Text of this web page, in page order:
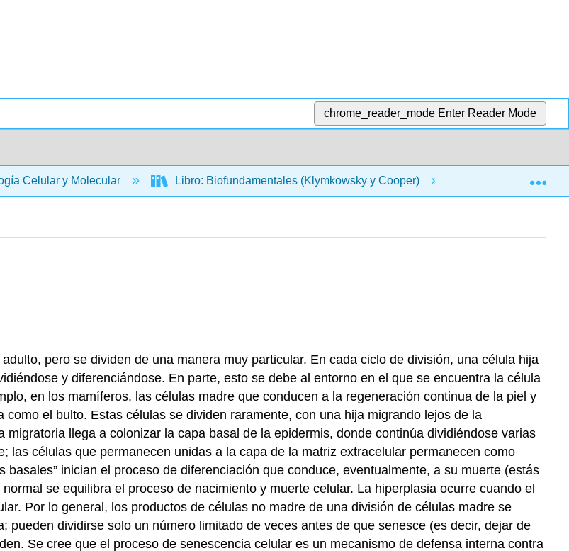
chrome_reader_mode Enter Reader Mode
Celular y Molecular Libro: Biofundamentales (Klymkowsky y Cooper) 10: Sistemas
pero se dividen de una manera muy particular. En cada ciclo de división, una célula hija
y diferenciándose. En parte, esto se debe al entorno en el que se encuentra la célula
en los mamíferos, las células madre que conducen a la regeneración continua de la piel y
el bulto. Estas células se dividen raramente, con una hija migrando lejos de la
llega a colonizar la capa basal de la epidermis, donde continúa dividiéndose varias
las células que permanecen unidas a la capa de la matriz extracelular permanecen como
inician el proceso de diferenciación que conduce, eventualmente, a su muerte (estás
se equilibra el proceso de nacimiento y muerte celular. La hiperplasia ocurre cuando el
Por lo general, los productos de células no madre de una división de células madre se
dividirse solo un número limitado de veces antes de que senesce (es decir, dejar de
Se cree que el proceso de senescencia celular es un mecanismo de defensa interna contra